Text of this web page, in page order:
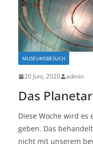
MUSEUMSBESUCH
20 Juni, 2020 admin
Das
Diese Woche wird
geben. Das
nicht mit unserem